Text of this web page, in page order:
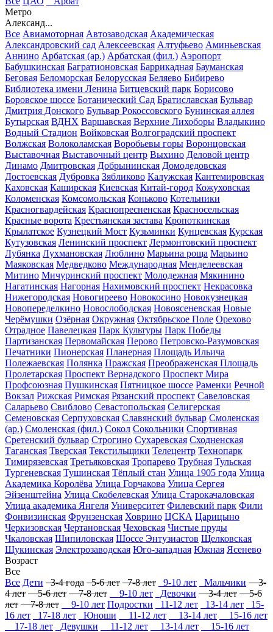
Метро
Александ...
Все Авиамоторная Автозаводская Академическая
Александровский сад Алексеевская Алтуфьево Аминьевская
Аннино Арбатская (ар.) Арбатская (фил.) Аэропорт
Бабушкинская Багратионовская Баррикадная Бауманская
Беговая Беломорская Белорусская Беляево Бибирево
Библиотека имени Ленина Битцевский парк Борисово
Боровское шоссе Ботанический Сад Братиславская Бульвар
Дмитрия Донского Бульвар Рокоссовского Бунинская аллея
Бутырская ВДНХ Варшавская Верхние Лихоборы Владыкино
Водный Стадион Войковская Волгоградский проспект
Волжская Волоколамская Воробьевы горы Воронцовская
Выставочная Выставочный центр Выхино Деловой центр
Динамо Дмитровская Добрынинская Домодедовская
Достоевская Дубровка Зябликово Калужская Кантемировская
Каховская Каширская Киевская Китай-город Кожуховская
Коломенская Комсомольская Коньково Котельники
Красногвардейская Краснопресненская Красносельская
Красные ворота Крестьянская застава Кропоткинская
Крылатское Кузнецкий Мост Кузьминки Кунцевская Курская
Кутузовская Ленинский проспект Лермонтовский проспект
Лубянка Лухмановская Люблино Марьина роща Марьино
Маяковская Медведково Международная Менделеевская
Митино Мичуринский проспект Молодежная Мякинино
Нагатинская Нагорная Нахимовский проспект Некрасовка
Нижегородская Новогиреево Новокосино Новокузнецкая
Новопеределкино Новослободская Новоясеневская Новые
Черёмушки Озёрная Окружная Октябрьское Поле Орехово
Отрадное Павелецкая Парк Культуры Парк Победы
Партизанская Первомайская Перово Петровско-Разумовская
Печатники Пионерская Планерная Площадь Ильича
Полежаевская Полянка Пражская Преображенская Площадь
Пролетарская Проспект Вернадского Проспект Мира
Профсоюзная Пушкинская Пятницкое шоссе Раменки Речной
Вокзал Рижская Римская Рязанский проспект Савеловская
Саларьево Свиблово Севастопольская Селигерская
Семеновская Серпуховская Славянский бульвар Смоленская
(ар.) Смоленская (фил.) Сокол Сокольники Спортивная
Сретенский бульвар Строгино Сухаревская Сходненская
Таганская Тверская Текстильщики Телецентр Технопарк
Тимирязевская Третьяковская Тропарево Трубная Тульская
Тургеневская Тушинская Тёплый стан Улица 1905 года Улица
Академика Королёва Улица Горчакова Улица Сергея
Эйзенштейна Улица Скобелевская Улица Старокачаловская
Улица академика Янгеля Университет Филевский парк Фили
Фонвизинская Фрунзенская Ховрино ЦСКА Царицыно
Черкизовская Чертановская Чеховская Чистые пруды
Чкаловская Шипиловская Шоссе Энтузиастов Щелковская
Щукинская Электрозаводская Юго-западная Южная Ясенево
Возраст
Все
Все Дети 3-4 года 5-6 лет 7-8 лет 9-10 лет Мальчики 3-
4 лет 5-6 лет 7-8 лет 9-10 лет Девочки 3-4 лет 5-6
лет 7-8 лет 9-10 лет Подростки 11-12 лет 13-14 лет
15-
16 лет
17-18 лет Юноши 11-12 лет 13-14 лет
15-16 лет
17-18 лет
Девушки 11-12 лет 13-14 лет 15-16 лет